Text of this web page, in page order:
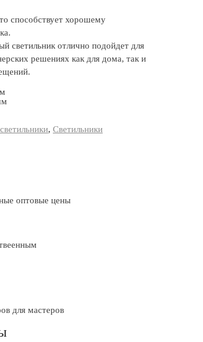
способствует хорошему
светильник отлично подойдет для
решениях как для дома, так и
, Светильники
оптовые цены
для мастеров